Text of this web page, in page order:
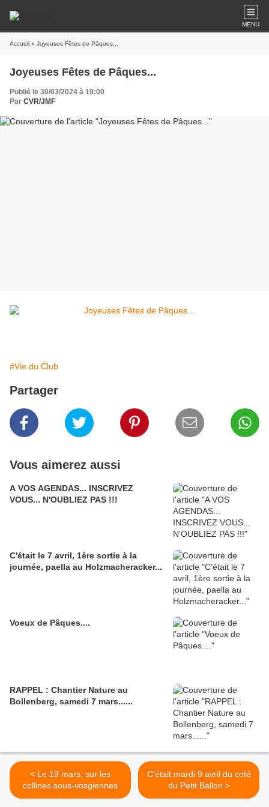
MENU
Accueil » Joyeuses Fêtes de Pâques...
Joyeuses Fêtes de Pâques...
Publié le 30/03/2024 à 19:00
Par CVR/JMF
#Vie du Club
Partager
Vous aimerez aussi
A VOS AGENDAS... INSCRIVEZ
VOUS... N'OUBLIEZ PAS !!!
C'était le 7 avril, 1ère sortie à la
journée, paella au Holzmacheracker...
Voeux de Pâques....
RAPPEL : Chantier Nature au
Bollenberg, samedi 7 mars......
< Le 19 mars, sur les
collines sous-vosgiennes
C'était mardi 9 avril du coté
du Petit Ballon >